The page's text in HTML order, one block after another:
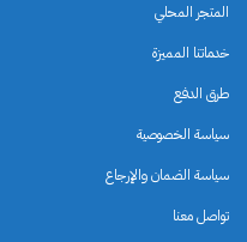
المتجر المحلي
خدماتنا المميزة
طرق الدفع
سياسة الخصوصية
سياسة الضمان والإرجاع
تواصل معنا